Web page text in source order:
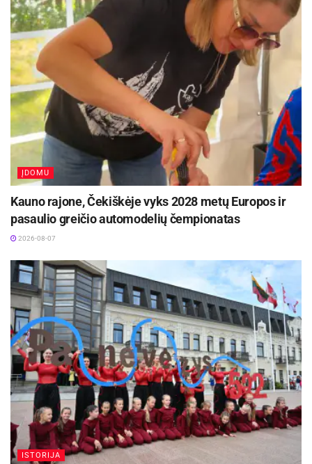
ĮDOMU
Kauno rajone, Čekiškėje vyks 2028 metų Europos ir
pasaulio greičio automodelių čempionatas
2026-08-07
ISTORIJA